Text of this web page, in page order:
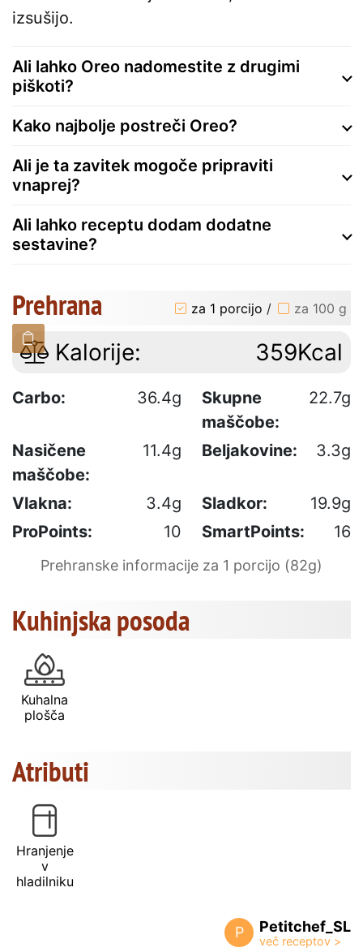
izsušijo.
Ali lahko Oreo nadomestite z drugimi
piškoti?
Kako najbolje postreči Oreo?
Ali je ta zavitek mogoče pripraviti
vnaprej?
Ali lahko receptu dodam dodatne
sestavine?
Prehrana za 1 porcijo / za 100 g
Kalorije: 359Kcal
Carbo: 36.4g
Skupne
maščobe:
22.7g
Nasičene
maščobe:
11.4g Beljakovine: 3.3g
Vlakna: 3.4g Sladkor:
19.9g
ProPoints:
10 SmartPoints: 16
Prehranske informacije za 1 porcijo (82g)
Kuhinjska posoda
Kuhalna
plošča
Atributi
Hranjenje
v
hladilniku
P Petitchef_SL